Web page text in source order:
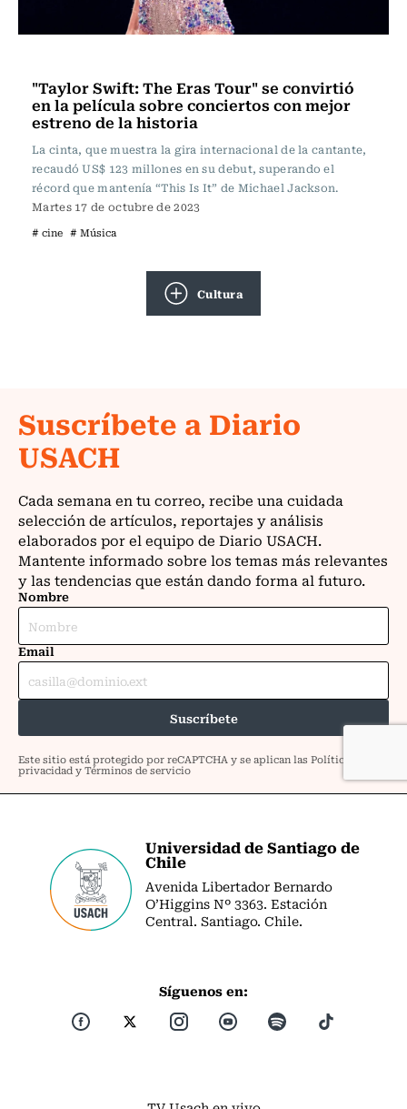
"Taylor Swift: The Eras Tour" se convirtió
en la película sobre conciertos con mejor
estreno de la historia
La cinta, que muestra la gira internacional de la cantante,
recaudó US$ 123 millones en su debut, superando el
récord que mantenía “This Is It” de Michael Jackson.
Martes 17 de octubre de 2023
# cine # Música
Cultura
Universidad de Santiago de
Chile
Avenida Libertador Bernardo
O’Higgins Nº 3363. Estación
Central. Santiago. Chile.
Síguenos en: